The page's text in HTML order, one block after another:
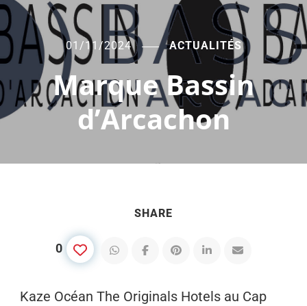
01/11/2024 ACTUALITÉS
Marque Bassin
d’Arcachon
SHARE
0
Kaze Océan The Originals Hotels au Cap